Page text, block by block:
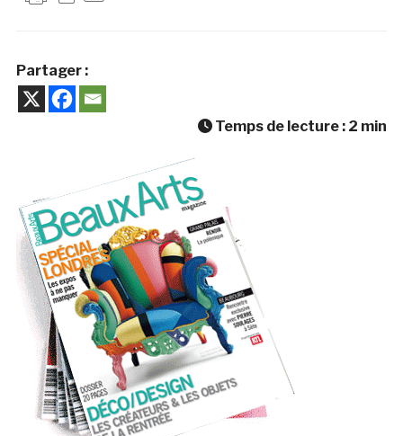
Partager :
Temps de lecture : 2 min